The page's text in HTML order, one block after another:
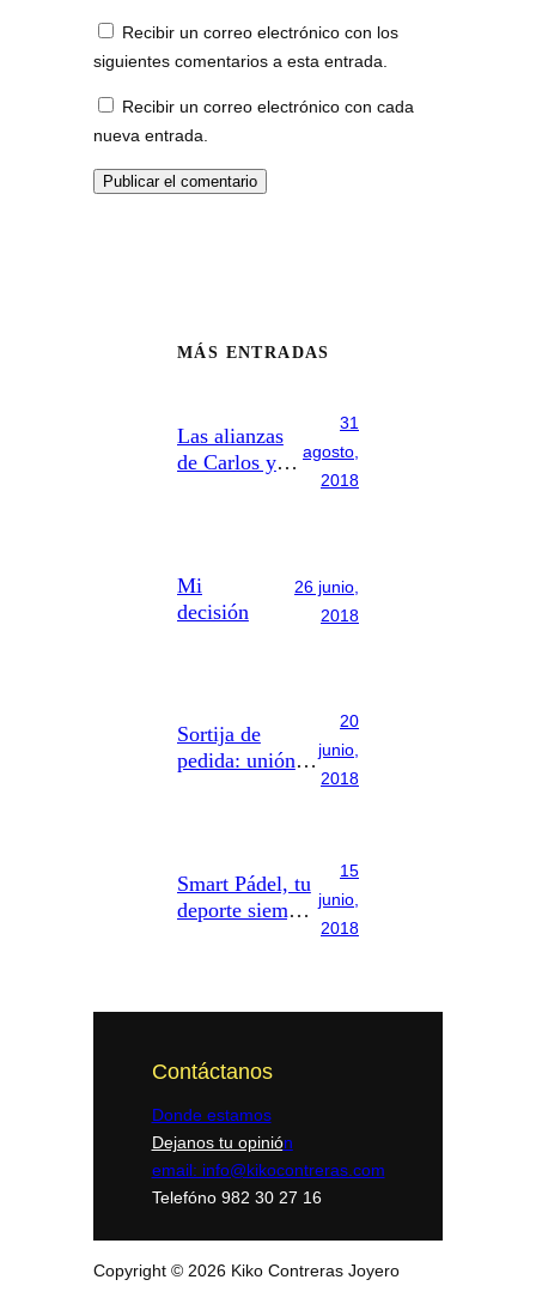
Recibir un correo electrónico con los
siguientes comentarios a esta entrada.
Recibir un correo electrónico con cada
nueva entrada.
MÁS ENTRADAS
Las alianzas
de Carlos y
31
agosto,
2018
Mi
decisión
26 junio,
2018
Sortija de
pedida: unión y
20
junio,
2018
Smart Pádel, tu
deporte siempre
15
junio,
2018
Contáctanos
Donde estamos
Dejanos tu opinión
email: info@kikocontreras.com
Telefóno 982 30 27 16
Copyright © 2026 Kiko Contreras Joyero